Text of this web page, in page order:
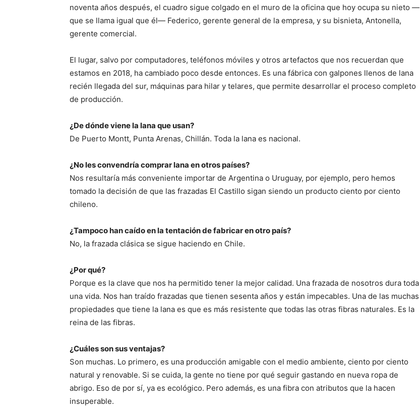
noventa años después, el cuadro sigue colgado en el muro de la oficina que hoy ocupa su nieto —
que se llama igual que él— Federico, gerente general de la empresa, y su bisnieta, Antonella,
gerente comercial.
El lugar, salvo por computadores, teléfonos móviles y otros artefactos que nos recuerdan que
estamos en 2018, ha cambiado poco desde entonces. Es una fábrica con galpones llenos de lana
recién llegada del sur, máquinas para hilar y telares, que permite desarrollar el proceso completo
de producción.
¿De dónde viene la lana que usan?
De Puerto Montt, Punta Arenas, Chillán. Toda la lana es nacional.
¿No les convendría comprar lana en otros países?
Nos resultaría más conveniente importar de Argentina o Uruguay, por ejemplo, pero hemos
tomado la decisión de que las frazadas El Castillo sigan siendo un producto ciento por ciento
chileno.
¿Tampoco han caído en la tentación de fabricar en otro país?
No, la frazada clásica se sigue haciendo en Chile.
¿Por qué?
Porque es la clave que nos ha permitido tener la mejor calidad. Una frazada de nosotros dura toda
una vida. Nos han traído frazadas que tienen sesenta años y están impecables. Una de las muchas
propiedades que tiene la lana es que es más resistente que todas las otras fibras naturales. Es la
reina de las fibras.
¿Cuáles son sus ventajas?
Son muchas. Lo primero, es una producción amigable con el medio ambiente, ciento por ciento
natural y renovable. Si se cuida, la gente no tiene por qué seguir gastando en nueva ropa de
abrigo. Eso de por sí, ya es ecológico. Pero además, es una fibra con atributos que la hacen
insuperable.